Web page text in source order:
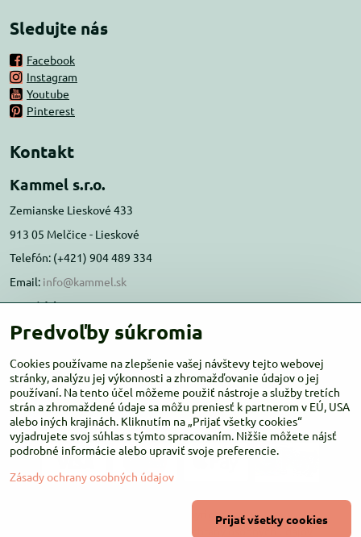
Sledujte nás
Facebook
Instagram
Youtube
Pinterest
Kontakt
Kammel s.r.o.
Zemianske Lieskové 433
913 05 Melčice - Lieskové
Telefón: (+421) 904 489 334
Email: info@kammel.sk
Prevádzka:
Administratívna budova PD Melčice
Otváracie hodiny:PO-ŠT 8:00 - 16:00
PIA-NE Zatvorené
Copyright
Zásady ochrany osobných údajov
Predvoľby súkromia
Cookies používame na zlepšenie vašej návštevy tejto webovej
stránky, analýzu jej výkonnosti a zhromažďovanie údajov o jej
používaní. Na tento účel môžeme použiť nástroje a služby tretích
strán a zhromaždené údaje sa môžu preniesť k partnerom v EÚ, USA
alebo iných krajinách. Kliknutím na „Prijať všetky cookies“
vyjadrujete svoj súhlas s týmto spracovaním. Nižšie môžete nájsť
podrobné informácie alebo upraviť svoje preferencie.
Zásady ochrany osobných údajov
Prijať všetky cookies